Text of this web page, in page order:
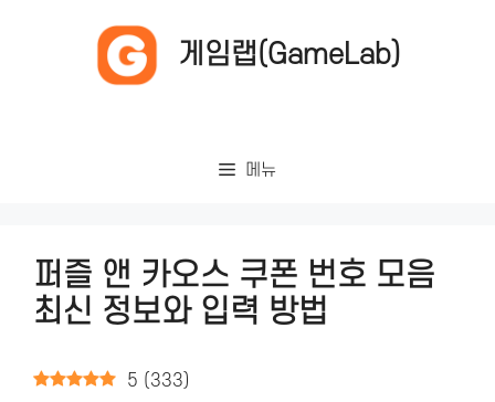
게임랩(GameLab)
메뉴
퍼즐 앤 카오스 쿠폰 번호 모음
최신 정보와 입력 방법
5 ( 333)